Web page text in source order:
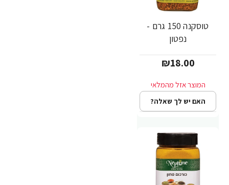
טוסקנה 150 גרם -
נפטון
₪18.00
האם יש לך שאלה?